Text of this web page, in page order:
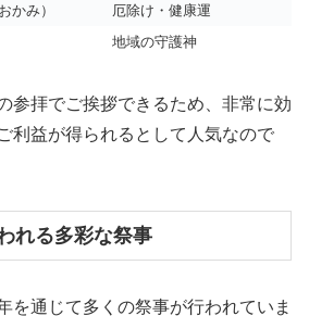
かみ）
厄除け・健康運
地域の守護神
参拝でご挨拶できるため、非常に効
利益が得られるとして人気なので
れる多彩な祭事
を通じて多くの祭事が行われていま